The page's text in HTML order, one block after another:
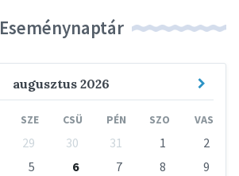
Eseménynaptár
augusztus 2026
SZE CSÜ PÉN SZO VAS
29 30 31 1
2
5 6 7 8
9